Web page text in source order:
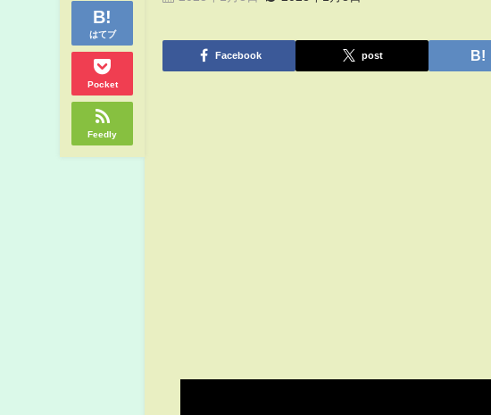
はてブ
Pocket
Feedly
Facebook post